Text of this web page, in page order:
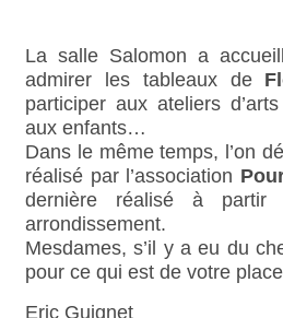
La salle Salomon a
admirer les tableaux de
participer aux ateliers
aux enfants…
Dans le même temps, l’on
réalisé par l’association
dernière réalisé à partir
arrondissement.
Mesdames, s’il y a eu du
pour ce qui est de votre
Eric Guignet